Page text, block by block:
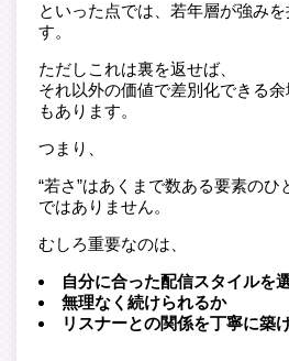
といった点では、若年層が強み
す。
ただしこれは裏を返せば、
それ以外の価値で差別化できる
もあります。
つまり、
“若さ”はあくまで数ある要素の
ではありません。
むしろ重要なのは、
自分に合った配信スタイルを
無理なく続けられるか
リスナーとの関係を丁寧に築